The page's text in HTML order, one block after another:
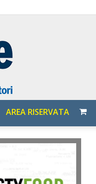
AREA RISERVATA